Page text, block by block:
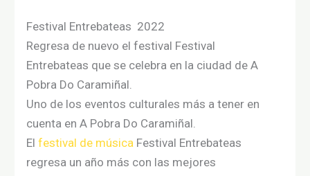
Festival Entrebateas 2022
Regresa de nuevo el festival Festival
Entrebateas que se celebra en la ciudad de A
Pobra Do Caramiñal.
Uno de los eventos culturales más a tener en
cuenta en A Pobra Do Caramiñal.
El festival de música Festival Entrebateas
regresa un año más con las mejores